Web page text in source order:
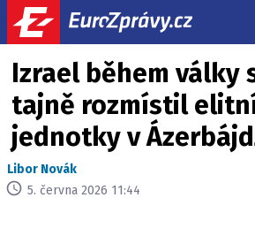
Izrael během války
tajně rozmístil
jednotky v
Libor Novák
5. června 2026 11:44